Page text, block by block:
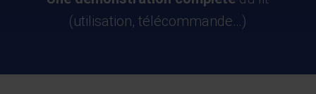
(utilisation, télécommande…)